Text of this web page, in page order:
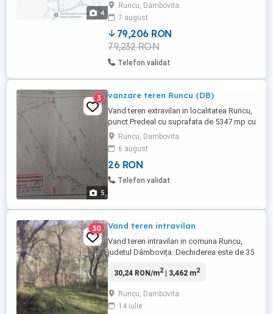
4
Utilități disponibile la limita proprietății:
Gaze naturale Curent electric Apă curentă
Cablu ...
Runcu, Dambovita
7 august
79,206 RON
79,232 RON
Telefon validat
5
3 vanzare teren Runcu (DB)
Vand teren extravilan in localitatea Runcu,
punct Predeal cu suprafata de 5347 mp cu
destinatie faneata, avand deschidere la
drum de acces de 69,51m. 3 euro mp
negociabil
Runcu, Dambovita
6 august
26 RON
Telefon validat
30 Vand teren intravilan
Vand teren intravilan in comuna Runcu,
judetul Dâmbovița. Dechiderea este de 35
este in doua terase. Cea mica jos unde se
terasa mai mare. Terenul este peste parau!
Fara vecini! Nu se vinde parcelat!
30,24 RON/m2| 3,462 m2
Runcu, Dambovita
14 iulie